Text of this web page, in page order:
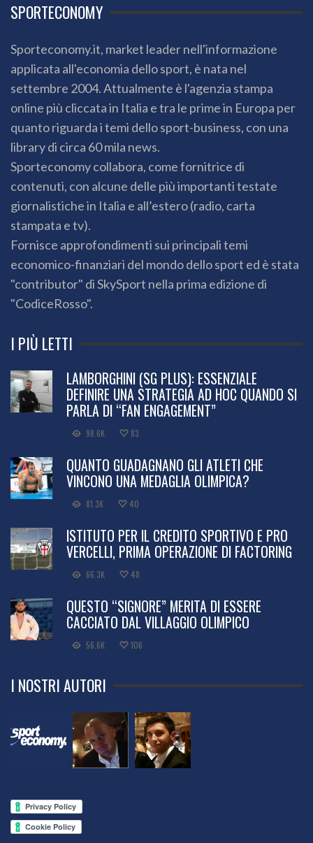
SPORTECONOMY
Sporteconomy.it, market leader nell'informazione
applicata all'economia dello sport, è nata nel
settembre 2004. Attualmente è l'agenzia stampa
online più cliccata in Italia e tra le prime in Europa per
quanto riguarda i temi dello sport-business, con una
library di circa 60 mila news.
Sporteconomy collabora, come fornitrice di
contenuti, con alcune delle più importanti testate
giornalistiche in Italia e all’estero (radio, carta
stampata e tv).
Fornisce approfondimenti sui principali temi
economico-finanziari del mondo dello sport ed è stata
"contributor" di SkySport nella prima edizione di
"CodiceRosso".
I PIÙ LETTI
LAMBORGHINI (SG PLUS): ESSENZIALE
DEFINIRE UNA STRATEGIA AD HOC QUANDO SI
PARLA DI “FAN ENGAGEMENT”
98.6K 83
QUANTO GUADAGNANO GLI ATLETI CHE
VINCONO UNA MEDAGLIA OLIMPICA?
81.3K 40
ISTITUTO PER IL CREDITO SPORTIVO E PRO
VERCELLI, PRIMA OPERAZIONE DI FACTORING
66.3K 48
QUESTO “SIGNORE” MERITA DI ESSERE
CACCIATO DAL VILLAGGIO OLIMPICO
56.6K 106
I NOSTRI AUTORI